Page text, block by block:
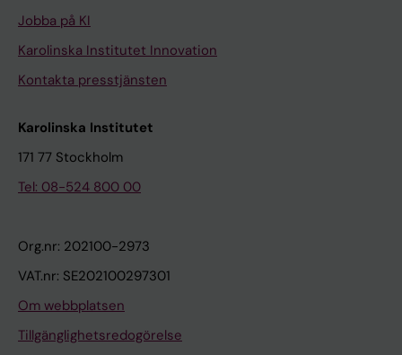
Jobba på KI
Karolinska Institutet Innovation
Kontakta presstjänsten
Karolinska Institutet
171 77 Stockholm
Tel: 08-524 800 00
Org.nr: 202100-2973
VAT.nr: SE202100297301
Om webbplatsen
Tillgänglighetsredogörelse